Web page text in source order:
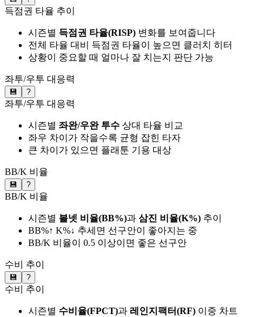
득점권 타율 추이
시즌별 득점권 타율(RISP) 변화를 보여줍니다
전체 타율 대비 득점권 타율이 높으면 클러치 히터
상황이 중요할 때 얼마나 잘 치는지 판단 가능
좌투/우투 대응력
💾 ?
좌투/우투 대응력
시즌별 좌완/우완 투수 상대 타율 비교
좌우 차이가 작을수록 균형 잡힌 타자
큰 차이가 있으면 플래툰 기용 대상
BB/K 비율
💾 ?
BB/K 비율
시즌별 볼넷 비율(BB%)과 삼진 비율(K%) 추이
BB%↑ K%↓ 추세면 선구안이 좋아지는 중
BB/K 비율이 0.5 이상이면 좋은 선구안
수비 추이
💾 ?
수비 추이
시즌별 수비율(FPCT)과 레인지팩터(RF) 이중 차트